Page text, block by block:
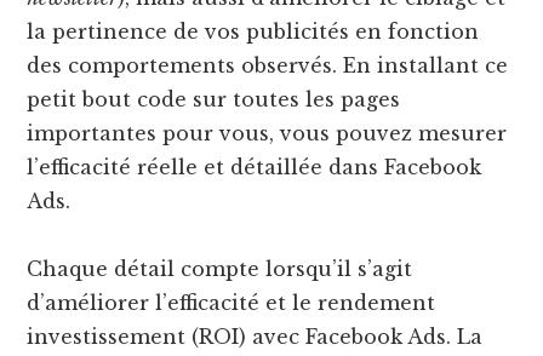
la pertinence de vos publicités en fonction
des comportements observés. En installant ce
petit bout code sur toutes les pages
importantes pour vous, vous pouvez mesurer
l’efficacité réelle et détaillée dans Facebook
Ads.
Chaque détail compte lorsqu’il s’agit
d’améliorer l’efficacité et le rendement
investissement (ROI) avec Facebook Ads. La